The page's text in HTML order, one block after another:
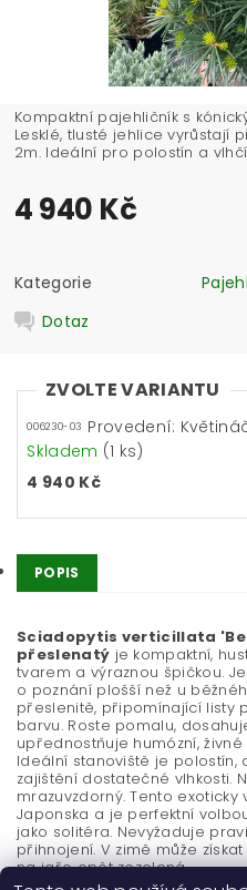
Kompaktní pajehličník s
Lesklé, tlusté jehlice vyrůstají
2m. Ideální pro polostín a
4 940 Kč
Kategorie
Dotaz
ZVOLTE VARIANTU
006230-03 Provedení:
Skladem (1 ks)
4 940 Kč
POPIS
Sciadopytis verticillata
přeslenatý je kompaktní,
tvarem a výraznou špičkou.
o poznání plošší než u
přeslenitě, připomínající listy
barvu. Roste pomalu,
upřednostňuje humózní,
Ideální stanoviště je
zajištění dostatečné vlhkosti.
mrazuvzdorný. Tento
Japonska a je perfektní
jako solitéra. Nevyžaduje
přihnojení. V zimě může
na jaře opět zezelená.